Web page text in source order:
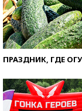
ПРАЗДНИК, ГДЕ